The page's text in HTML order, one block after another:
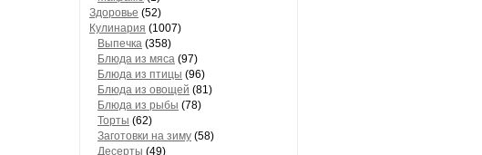
Здоровье (52)
Кулинария (1007)
Выпечка (358)
Блюда из мяса (97)
Блюда из птицы (96)
Блюда из овощей (81)
Блюда из рыбы (78)
Торты (62)
Заготовки на зиму (58)
Десерты (49)